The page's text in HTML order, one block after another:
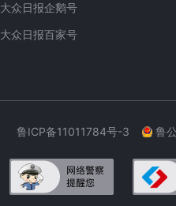
大众日报企鹅号
大众日报百家号
鲁ICP备11011784号-3 鲁